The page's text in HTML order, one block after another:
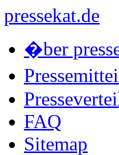
pressekat.de
�ber
FAQ
Sitemap